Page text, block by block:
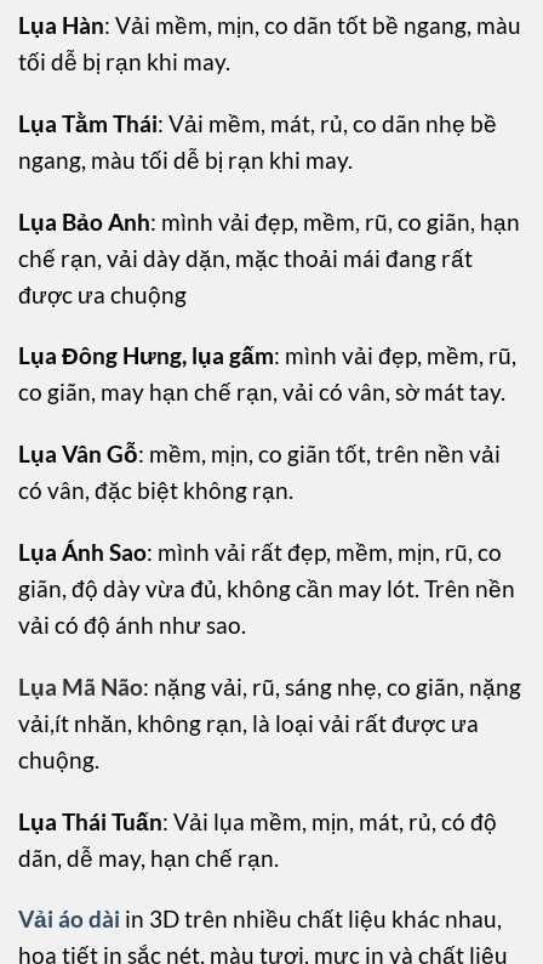
Lụa Hàn: Vải mềm, mịn, co dãn tốt bề ngang, màu
tối dễ bị rạn khi may.
Lụa Tằm Thái: Vải mềm, mát, rủ, co dãn nhẹ bề
ngang, màu tối dễ bị rạn khi may.
Lụa Bảo Anh: mình vải đẹp, mềm, rũ, co giãn, hạn
chế rạn, vải dày dặn, mặc thoải mái đang rất
được ưa chuộng
Lụa Đông Hưng, lụa gấm: mình vải đẹp, mềm, rũ,
co giãn, may hạn chế rạn, vải có vân, sờ mát tay.
Lụa Vân Gỗ: mềm, mịn, co giãn tốt, trên nền vải
có vân, đặc biệt không rạn.
Lụa Ánh Sao: mình vải rất đẹp, mềm, mịn, rũ, co
giãn, độ dày vừa đủ, không cần may lót. Trên nền
vải có độ ánh như sao.
Lụa Mã Não: nặng vải, rũ, sáng nhẹ, co giãn, nặng
vải,ít nhăn, không rạn, là loại vải rất được ưa
chuộng.
Lụa Thái Tuấn: Vải lụa mềm, mịn, mát, rủ, có độ
dãn, dễ may, hạn chế rạn.
Vải áo dài in 3D trên nhiều chất liệu khác nhau,
họa tiết in sắc nét, màu tươi, mực in và chất liệu